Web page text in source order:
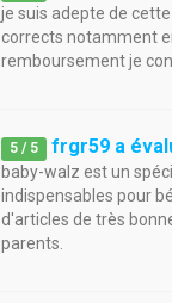
je suis adepte de
corrects notamment
remboursement je
5 / 5 frgr59 a
baby-walz est un
indispensables pour
d'articles de très
parents.